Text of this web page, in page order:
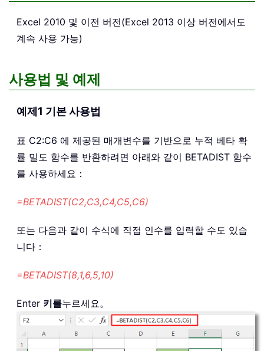
Excel 2010 및 이전 버전(Excel 2013 이상 버전에서도
계속 사용 가능)
사용법 및 예제
예제1 기본 사용법
표 C2:C6 에 제공된 매개변수를 기반으로 누적 베타 확
률 밀도 함수를 반환하려면 아래와 같이 BETADIST 함수
를 사용하세요：
=BETADIST(C2,C3,C4,C5,C6)
또는 다음과 같이 수식에 직접 인수를 입력할 수도 있습
니다：
=BETADIST(8,1,6,5,10)
Enter 키를누르세요。